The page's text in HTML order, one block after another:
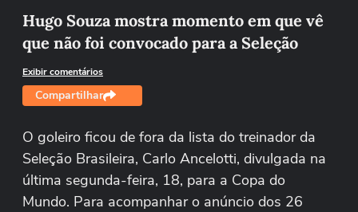
Hugo Souza mostra momento em que vê
que não foi convocado para a Seleção
Exibir comentários
Compartilhar
O goleiro ficou de fora da lista do treinador da
Seleção Brasileira, Carlo Ancelotti, divulgada na
última segunda-feira, 18, para a Copa do
Mundo. Para acompanhar o anúncio dos 26